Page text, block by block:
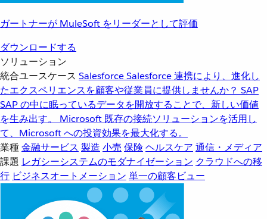
ガートナーが MuleSoft をリーダーとして評価
ダウンロードする
ソリューション
統合ユースケース SalesforceSalesforce 連携により、進化し
たエクスペリエンスを顧客や従業員に提供しませんか？ SAP
SAP の中に眠っているデータを開放することで、新しい価値
を生み出す。
Microsoft 既存の接続ソリューションを活用し
て、Microsoft への投資効果を最大化する。
業種金融サービス 製造 小売 保険 ヘルスケア 通信・メディア
課題 レガシーシステムのモダナイゼーション クラウドへの移
行 ビジネスオートメーション 単一の顧客ビュー